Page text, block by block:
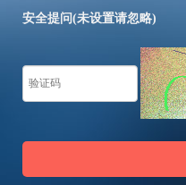
安全提问(未设置请忽略)